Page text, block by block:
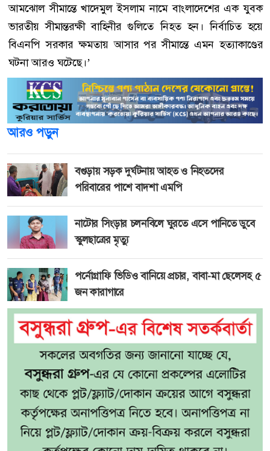
আমঝোল সীমান্তে খাদেমুল ইসলাম নামে বাংলাদেশের এক যুবক
ভারতীয় সীমান্তরক্ষী বাহিনীর গুলিতে নিহত হন। নির্বাচিত হয়ে
বিএনপি সরকার ক্ষমতায় আসার পর সীমান্তে এমন হত্যাকাণ্ডের
ঘটনা আরও ঘটেছে।’
আরও পড়ুন
বগুড়ায় সড়ক দুর্ঘটনায় আহত ও নিহতদের
পরিবারের পাশে বাদশা এমপি
নাটোর সিংড়ার চলনবিলে ঘুরতে এসে পানিতে ডুবে
স্কুলছাত্রের মৃত্যু
পর্নোগ্রাফি ভিডিও বানিয়ে প্রচার, বাবা-মা ছেলেসহ ৫
জন কারাগারে